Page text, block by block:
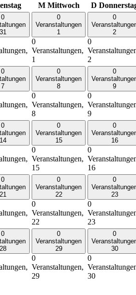
M Mittwoch D
0
31
0
Veranstaltungen
1
0
Veranstaltungen,
1
0
2
0
2
0
7
0
Veranstaltungen
8
0
Veranstaltungen,
8
0
9
0
9
0
14
0
Veranstaltungen
15
0
Veranstaltungen,
15
0
16
0
16
0
21
0
Veranstaltungen
22
0
Veranstaltungen,
22
0
23
0
23
0
28
0
Veranstaltungen
29
0
Veranstaltungen,
29
0
30
0
30